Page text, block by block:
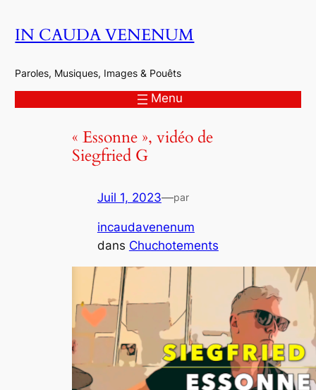
auIN CAUDA VENENUM
Paroles, Musiques, Images & Pouêts
Menu
« Essonne », vidéo de
Siegfried G
Juil 1, 2023—par
incaudavenenum
dans Chuchotements